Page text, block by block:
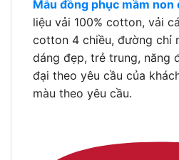
Mẫu đồng phục mầm non
liệu vải 100% cotton, vải
cotton 4 chiều, đường chỉ
dáng đẹp, trẻ trung, năng
đại theo yêu cầu của
màu theo yêu cầu.